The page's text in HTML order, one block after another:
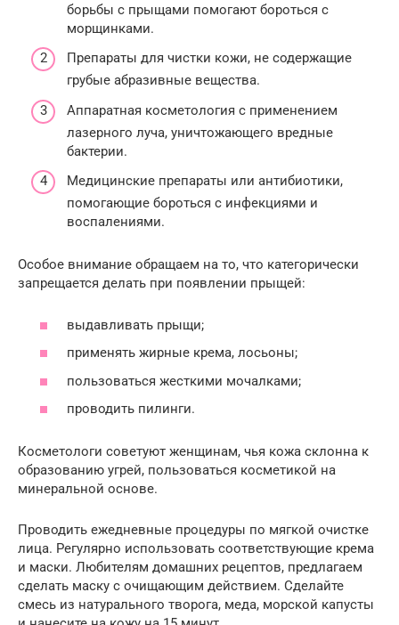
борьбы с прыщами помогают бороться с
морщинками.
Препараты для чистки кожи, не содержащие
грубые абразивные вещества.
Аппаратная косметология с применением
лазерного луча, уничтожающего вредные
бактерии.
Медицинские препараты или антибиотики,
помогающие бороться с инфекциями и
воспалениями.
Особое внимание обращаем на то, что категорически
запрещается делать при появлении прыщей:
выдавливать прыщи;
применять жирные крема, лосьоны;
пользоваться жесткими мочалками;
проводить пилинги.
Косметологи советуют женщинам, чья кожа склонна к
образованию угрей, пользоваться косметикой на
минеральной основе.
Проводить ежедневные процедуры по мягкой очистке
лица. Регулярно использовать соответствующие крема
и маски. Любителям домашних рецептов, предлагаем
сделать маску с очищающим действием. Сделайте
смесь из натурального творога, меда, морской капусты